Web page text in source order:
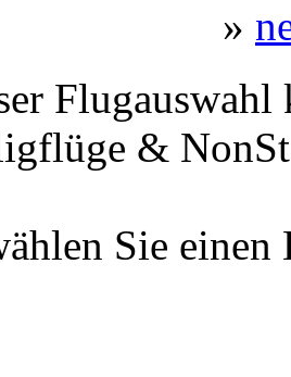
»
&
Sie